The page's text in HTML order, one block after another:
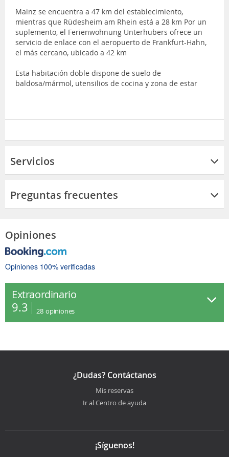
Mainz se encuentra a 47 km del establecimiento,
mientras que Rüdesheim am Rhein está a 28 km Por un
suplemento, el Ferienwohnung Unterhubers ofrece un
servicio de enlace con el aeropuerto de Frankfurt-Hahn,
el más cercano, ubicado a 42 km
Esta habitación doble dispone de suelo de
baldosa/mármol, utensilios de cocina y zona de estar
Servicios
Preguntas frecuentes
Opiniones
Opiniones 100% verificadas
Extraordinario
9.3 28 opiniones
¿Dudas? Contáctanos
Mis reservas
Ir al Centro de ayuda
¡Síguenos!